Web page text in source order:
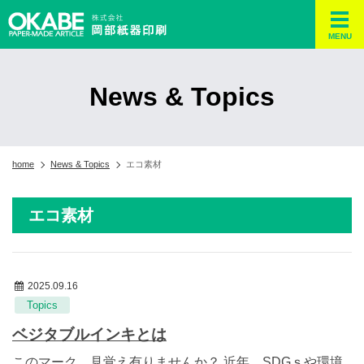
MENU
News & Topics
home News & Topics エコ素材
エコ素材
2025.09.16
Topics
ベジタブルインキとは